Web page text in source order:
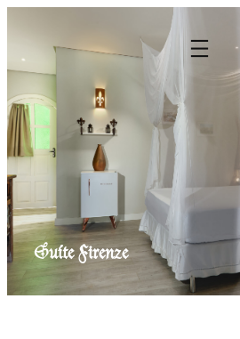
conteúdo
Suíte Firenze